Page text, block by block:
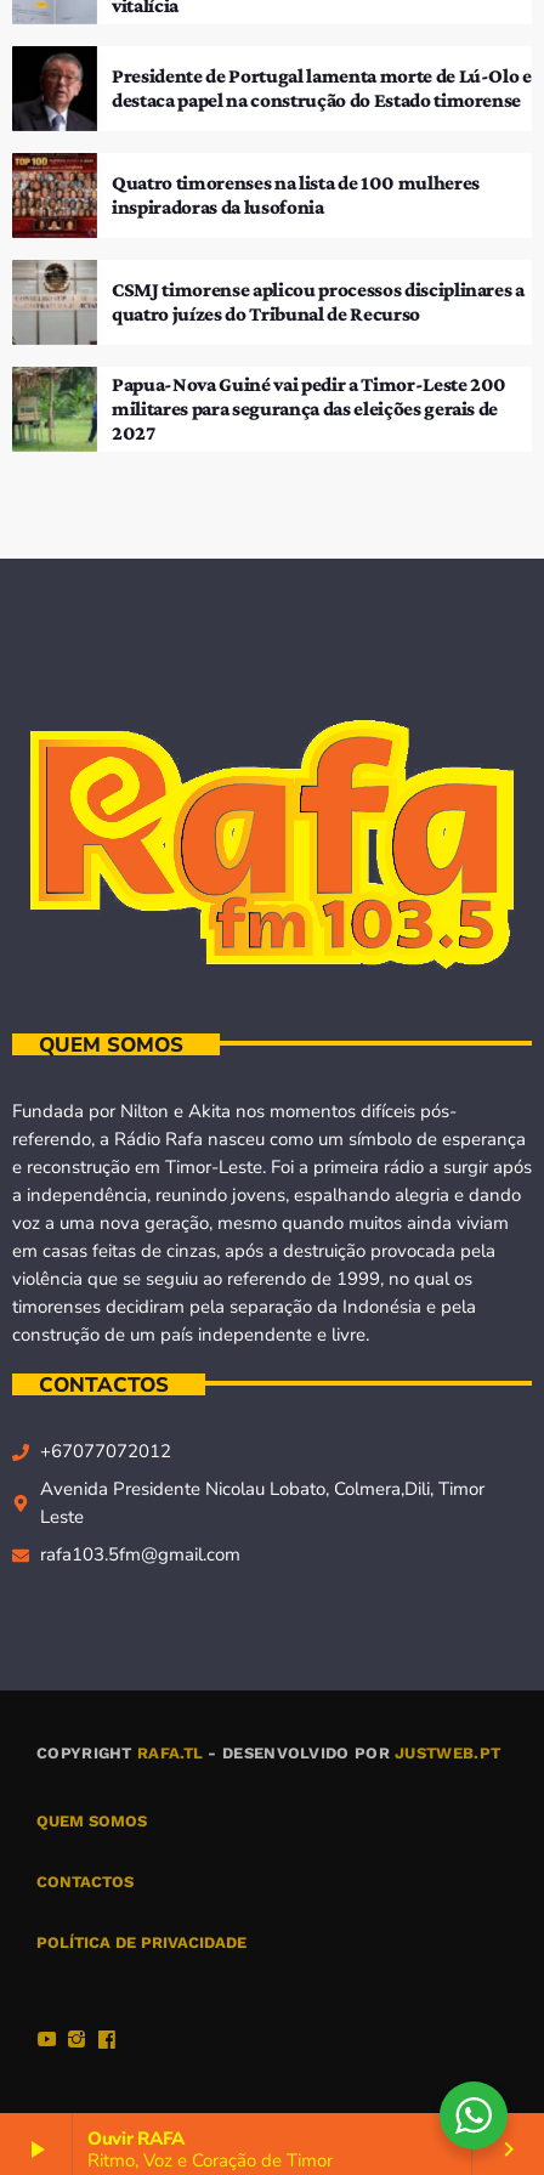
play_arrow
Ouvir RAFA
Ritmo, Voz e Coração de Timor
keyboard_arrow_right
vitalícia
Presidente de Portugal lamenta morte de Lú-Olo e
destaca papel na construção do Estado timorense
Quatro timorenses na lista de 100 mulheres
inspiradoras da lusofonia
CSMJ timorense aplicou processos disciplinares a
quatro juízes do Tribunal de Recurso
Papua-Nova Guiné vai pedir a Timor-Leste 200
militares para segurança das eleições gerais de
2027
QUEM SOMOS
Fundada por Nilton e Akita nos momentos difíceis pós-
referendo, a Rádio Rafa nasceu como um símbolo de esperança
e reconstrução em Timor-Leste. Foi a primeira rádio a surgir após
a independência, reunindo jovens, espalhando alegria e dando
voz a uma nova geração, mesmo quando muitos ainda viviam
em casas feitas de cinzas, após a destruição provocada pela
violência que se seguiu ao referendo de 1999, no qual os
timorenses decidiram pela separação da Indonésia e pela
construção de um país independente e livre.
CONTACTOS
+67077072012
Avenida Presidente Nicolau Lobato, Colmera,Dili, Timor
Leste
rafa103.5fm@gmail.com
COPYRIGHT RAFA.TL - DESENVOLVIDO PORJUSTWEB.PT
QUEM SOMOS
CONTACTOS
POLÍTICA DE PRIVACIDADE